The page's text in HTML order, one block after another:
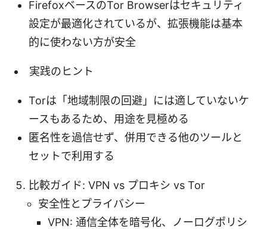
FirefoxベースのTor Browserはセキュリティ
設定が最適化されているが、拡張機能は基本
的に使わない方が安全
実践のヒント
Torは「地域制限の回避」には適していないケ
ースもあるため、用途を見極める
匿名性を過信せず、併用できる他のツールと
セットで利用する
比較ガイド: VPN vs プロキシ vs Tor
安全性とプライバシー
VPN: 通信全体を暗号化、ノーログポリシ